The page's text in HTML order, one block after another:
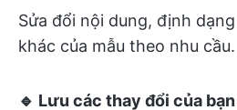
Sửa đổi nội dung, định
khác của mẫu theo nhu cầu.
🔹 Lưu các thay đổi của bạn